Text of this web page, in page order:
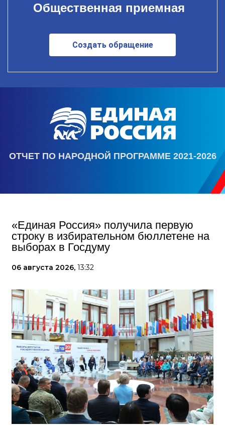
Общественная приемная
Создать обращение
ОТЧЕТ ПО НАРОДНОЙ ПРОГРАММЕ 2021-2026
«Единая Россия» получила первую
строку в избирательном бюллетене на
выборах в Госдуму
06 августа 2026, 13:32